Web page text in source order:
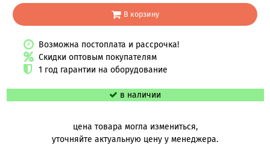
В корзину
Возможна постоплата и рассрочка!
Скидки оптовым покупателям
1 год гарантии на оборудование
в наличии
цена товара могла измениться,
уточняйте актуальную цену у менеджера.